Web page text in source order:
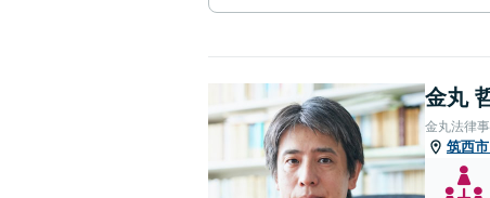
金丸
金丸法律
筑西市